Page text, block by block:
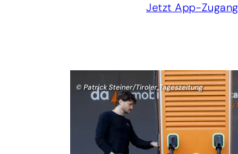
Jetzt App-
© Patrick Steiner/Tiroler Tageszeitung